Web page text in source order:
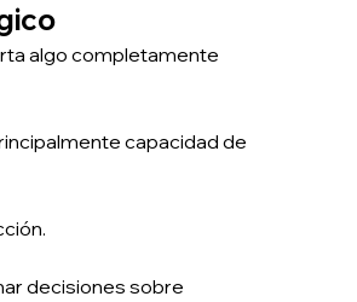
algo completamente
capacidad de
decisiones sobre